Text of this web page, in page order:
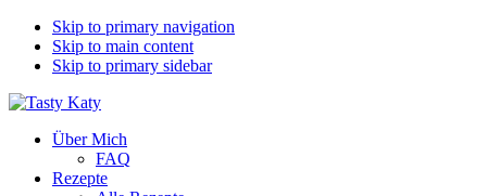
Skip to primary navigation
Skip to main content
Skip to primary sidebar
Über Mich
FAQ
Rezepte